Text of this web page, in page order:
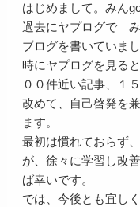
はじめまして。みん
過去にヤプログで み
ブログを書いていま
時にヤプログを見る
００件近い記事、１
改めて、自己啓発を
ます。
最初は慣れておらず
が、徐々に学習し改
ば幸いです。
では、今後とも宜し